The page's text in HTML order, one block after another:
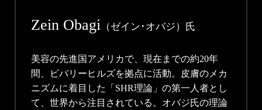
Zein Obagi （ゼイン･オバジ）氏
美容の先進国アメリカで、現在までの約20年
間、ビバリーヒルズを拠点に活動。皮膚のメカ
ニズムに着目した「SHR理論」の第一人者とし
て、世界から注目されている。オバジ氏の理論